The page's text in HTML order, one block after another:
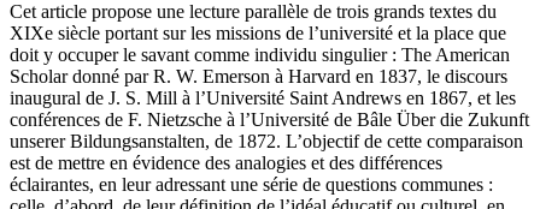
Cet article propose une lecture parallèle de trois grands textes du
XIXe siècle portant sur les missions de l’université et la place que
doit y occuper le savant comme individu singulier : The American
Scholar donné par R. W. Emerson à Harvard en 1837, le discours
inaugural de J. S. Mill à l’Université Saint Andrews en 1867, et les
conférences de F. Nietzsche à l’Université de Bâle Über die Zukunft
unserer Bildungsanstalten, de 1872. L’objectif de cette comparaison
est de mettre en évidence des analogies et des différences
éclairantes, en leur adressant une série de questions communes :